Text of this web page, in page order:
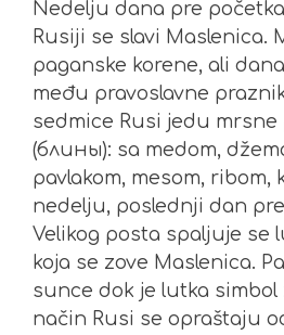
Nedelju dana pre
Rusiji se slavi Maslenica.
paganske korene, ali
među pravoslavne
sedmice Rusi jedu mrsne
(блины): sa medom,
pavlakom, mesom, ribom,
nedelju, poslednji dan
Velikog posta spaljuje se
koja se zove Maslenica.
sunce dok je lutka simbol
način Rusi se opraštaju